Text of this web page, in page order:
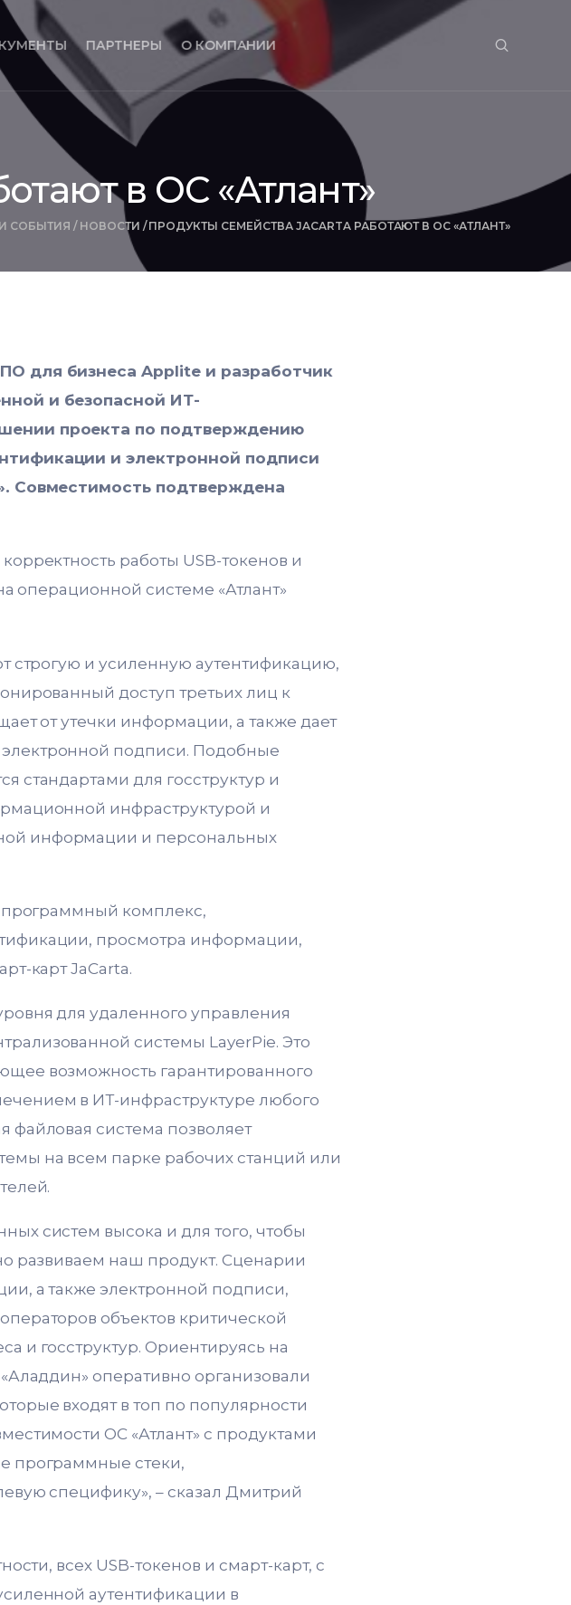
ПАРТНЕРЫ О КОМПАНИИ
в ОС «Атлант»
СОБЫТИЯ / НОВОСТИ /ПРОДУКТЫ СЕМЕЙСТВА JACARTA РАБОТАЮТ В ОС «АТЛАНТ»
для бизнеса Applite и разработчик
и безопасной ИТ-
проекта по подтверждению
и электронной подписи
Совместимость подтверждена
работы USB-токенов и
операционной системе «Атлант»
строгую и усиленную аутентификацию,
доступ третьих лиц к
от утечки информации, а также дает
подписи. Подобные
стандартами для госструктур и
инфраструктурой и
информации и персональных
программный комплекс,
просмотра информации,
карт JaCarta.
для удаленного управления
системы LayerPie. Это
возможность гарантированного
в ИТ-инфраструктуре любого
файловая система позволяет
на всем парке рабочих станций или
систем высока и для того, чтобы
развиваем наш продукт. Сценарии
а также электронной подписи,
объектов критической
и госструктур. Ориентируясь на
оперативно организовали
входят в топ по популярности
ОС «Атлант» с продуктами
программные стеки,
специфику», – сказал Дмитрий
всех USB-токенов и смарт-карт, с
аутентификации в